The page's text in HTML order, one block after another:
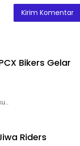
Bikers Gelar
Riders